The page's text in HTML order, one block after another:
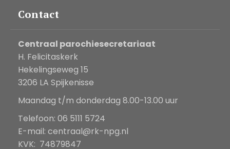
Contact
Centraal parochiesecretariaat
H. Felicitaskerk
Hekelingseweg 15
3206 LA Spijkenisse
Maandag t/m donderdag 8.00-13.00 uur
Telefoon: 06 5111 5724
E-mail: centraal@rk-npg.nl
KVK: 74879847